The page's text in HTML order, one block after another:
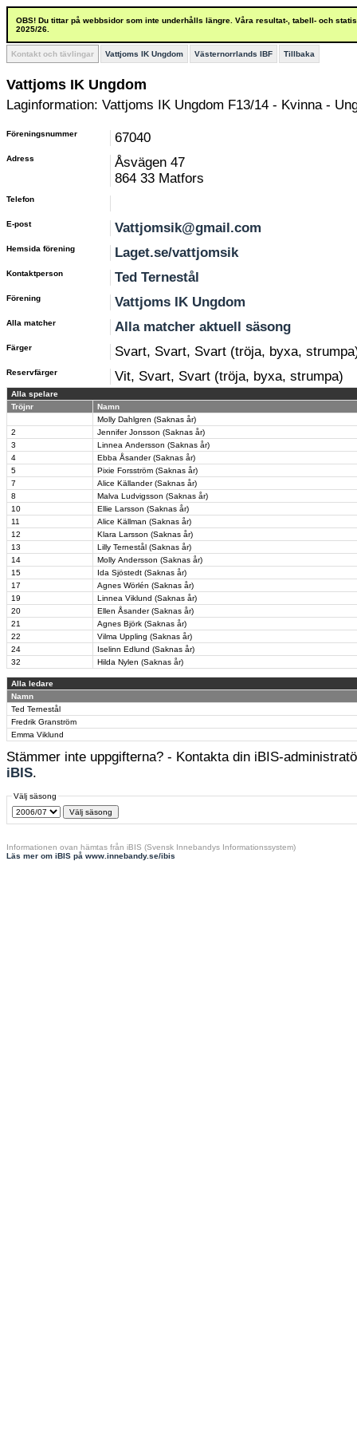
OBS! Du tittar på webbsidor som inte underhålls längre. Våra resultat-, tabell- och
2025/26.
Kontakt och tävlingar Vattjoms IK Ungdom Västernorrlands IBF Tillbaka
Vattjoms IK Ungdom
Laginformation: Vattjoms IK Ungdom F13/14 - Kvinna -
Föreningsnummer 67040
Adress
Åsvägen 47
864 33 Matfors
Telefon
E-post Vattjomsik@gmail.com
Hemsida förening Laget.se/vattjomsik
Kontaktperson Ted Ternestål
Förening Vattjoms IK Ungdom
Alla matcher Alla matcher aktuell säsong
Färger Svart, Svart, Svart (tröja, byxa,
Reservfärger Vit, Svart, Svart (tröja, byxa, strumpa)
Alla spelare
Tröjnr
Namn
Molly Dahlgren (Saknas år)
2
Jennifer Jonsson (Saknas år)
3
Linnea Andersson (Saknas år)
4
Ebba Åsander (Saknas år)
5
Pixie Forsström (Saknas år)
7
Alice Källander (Saknas år)
8
Malva Ludvigsson (Saknas år)
10
Ellie Larsson (Saknas år)
11
Alice Källman (Saknas år)
12
Klara Larsson (Saknas år)
13
Lilly Ternestål (Saknas år)
14
Molly Andersson (Saknas år)
15
Ida Sjöstedt (Saknas år)
17
Agnes Wörlén (Saknas år)
19
Linnea Viklund (Saknas år)
20
Ellen Åsander (Saknas år)
21
Agnes Björk (Saknas år)
22
Vilma Uppling (Saknas år)
24
Iselinn Edlund (Saknas år)
32
Hilda Nylen (Saknas år)
Alla ledare
Namn
Ted Ternestål
Fredrik Granström
Emma Viklund
Stämmer inte uppgifterna? - Kontakta din iBIS-
iBIS.
Välj säsong
Informationen ovan hämtas från iBIS (Svensk Innebandys Informationssystem)
Läs mer om iBIS på www.innebandy.se/ibis